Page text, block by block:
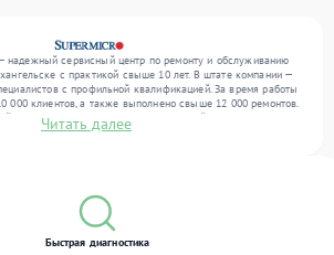
надежный сервисный центр по ремонту и обслуживанию
с практикой свыше 10 лет. В штате компании —
с профильной квалификацией. За время работы
000 клиентов, а также выполнено свыше 12 000 ремонтов.
центр поступает более 300 обращений, включая , , . Мы
сложности и гарантируем высокое качество обслуживания
Читать далее
Быстрая диагностика